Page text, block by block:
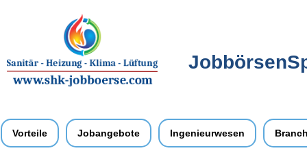
Vorteile Jobangebote Ingenieurwesen